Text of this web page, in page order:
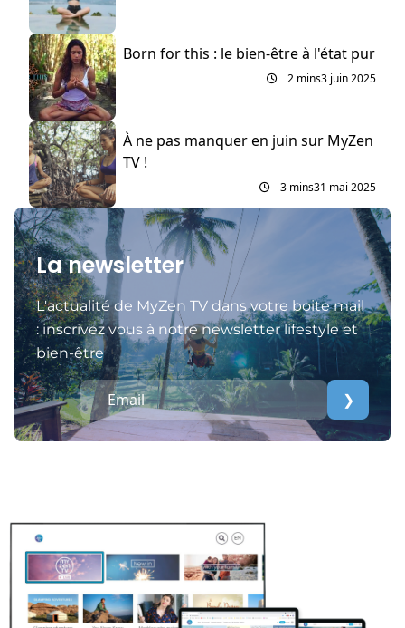
Born for this : le bien-être à l'état pur
2 mins3 juin 2025
À ne pas manquer en juin sur MyZen
TV !
3 mins31 mai 2025
La newsletter
L'actualité de MyZen TV dans votre boite mail
: inscrivez vous à notre newsletter lifestyle et
bien-être
❯